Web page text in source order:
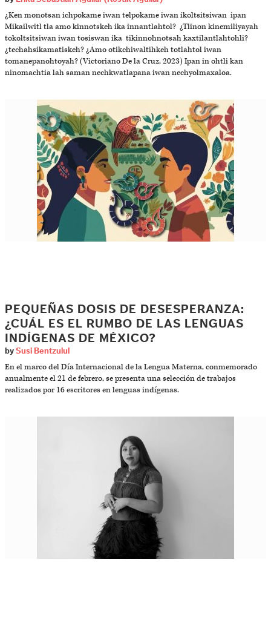
¿Ken monotsan ichpokame iwan telpokame iwan ikoltsitsiwan ipan
Mikailwitl tla amo kinnotskeh ika innantlahtol? ¿Tlinon kinemiliyayah
tokoltsitsiwan iwan tosiswan ika tikinnohnotsah kaxtilantlahtohli?
¿techahsikamatiskeh? ¿Amo otikchiwaltihkeh totlahtol iwan
tomanepanohtoyah? (Victoriano De la Cruz, 2023) Ipan in ohtli kan
ninomachtia lah saman nechkwatlapana iwan nechyolmaxaloa.
PEQUEÑAS DOSIS DE DESESPERANZA:
¿CUÁL ES EL RUMBO DE LAS LENGUAS
INDÍGENAS DE MÉXICO?
by Susi Bentzulul
En el marco del Día Internacional de la Lengua Materna, conmemorado
anualmente el 21 de febrero, se presenta una selección de trabajos
realizados por 16 escritores en lenguas indígenas.